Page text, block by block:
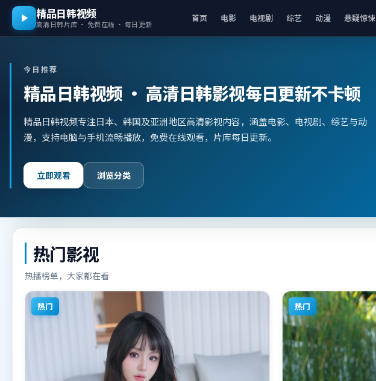
精品日韩视频
高清日韩片库 · 免费在线 · 每日更新
首页 电影 电视剧 综艺 动漫 悬疑惊悚
今日推荐
精品日韩视频 · 高清日韩影视每日更新不卡顿
精品日韩视频专注日本、韩国及亚洲地区高清影视内容，涵盖电影、电视剧、综艺与动
漫，支持电脑与手机流畅播放，免费在线观看，片库每日更新。
立即观看 浏览分类
热门影视
热播榜单，大家都在看
热门 热门